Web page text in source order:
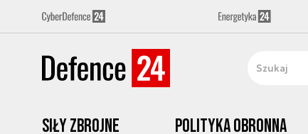
Siły zbrojne Polityka obronna